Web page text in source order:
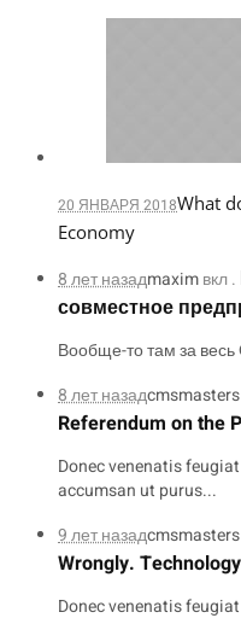
20 ЯНВАРЯ 2018What
Economy
8 лет назадmaximвкл .
совместное
Вообще-то там за
8 лет назадcmsmasters
Referendum on the
Donec venenatis
accumsan ut purus...
9 лет назадcmsmasters
Wrongly.
Donec venenatis